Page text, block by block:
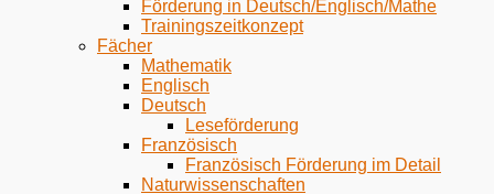
Förderung in Deutsch/Englisch/Mathe
Trainingszeitkonzept
Fächer
Mathematik
Englisch
Deutsch
Leseförderung
Französisch
Französisch Förderung im Detail
Naturwissenschaften